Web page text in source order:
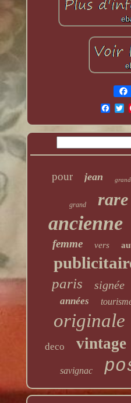
pour jean
grand rare
ancienne
femme vers
paris signée
années
originale
deco vintage
savignac